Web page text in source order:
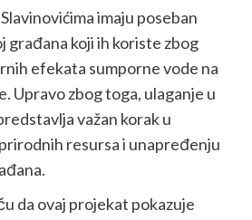
imaju poseban
građana koji ih koriste zbog
efekata sumporne vode na
Upravo zbog toga, ulaganje u
važan korak u
resursa i unapređenju
da ovaj projekat pokazuje